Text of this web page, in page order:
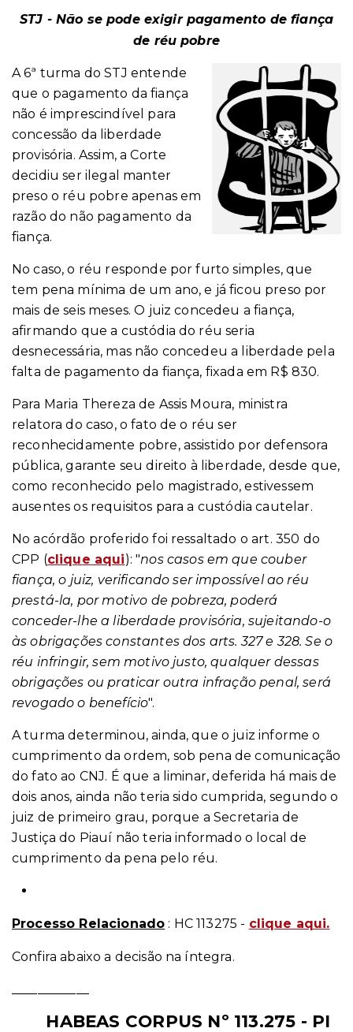
STJ - Não se pode exigir pagamento de fiança
de réu pobre
A 6ª turma do STJ entende
que o pagamento da fiança
não é imprescindível para
concessão da liberdade
provisória. Assim, a Corte
decidiu ser ilegal manter
preso o réu pobre apenas em
razão do não pagamento da
fiança.
No caso, o réu responde por furto simples, que
tem pena mínima de um ano, e já ficou preso por
mais de seis meses. O juiz concedeu a fiança,
afirmando que a custódia do réu seria
desnecessária, mas não concedeu a liberdade pela
falta de pagamento da fiança, fixada em R$ 830.
Para Maria Thereza de Assis Moura, ministra
relatora do caso, o fato de o réu ser
reconhecidamente pobre, assistido por defensora
pública, garante seu direito à liberdade, desde que,
como reconhecido pelo magistrado, estivessem
ausentes os requisitos para a custódia cautelar.
No acórdão proferido foi ressaltado o art. 350 do
CPP (clique aqui): "nos casos em que couber
fiança, o juiz, verificando ser impossível ao réu
prestá-la, por motivo de pobreza, poderá
conceder-lhe a liberdade provisória, sujeitando-o
às obrigações constantes dos arts. 327 e 328. Se o
réu infringir, sem motivo justo, qualquer dessas
obrigações ou praticar outra infração penal, será
revogado o benefício".
A turma determinou, ainda, que o juiz informe o
cumprimento da ordem, sob pena de comunicação
do fato ao CNJ. É que a liminar, deferida há mais de
dois anos, ainda não teria sido cumprida, segundo o
juiz de primeiro grau, porque a Secretaria de
Justiça do Piauí não teria informado o local de
cumprimento da pena pelo réu.
Processo Relacionado : HC 113275 - clique aqui.
Confira abaixo a decisão na íntegra.
HABEAS CORPUS Nº 113.275 - PI